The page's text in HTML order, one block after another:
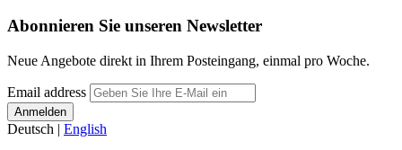
Abonnieren Sie unseren Newsletter
Neue Angebote direkt in Ihrem Posteingang, einmal pro Woche.
Email address
Deutsch | English